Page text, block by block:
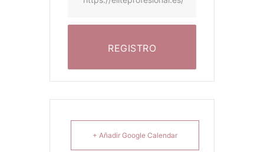
REGISTRO
+ Añadir Google Calendar